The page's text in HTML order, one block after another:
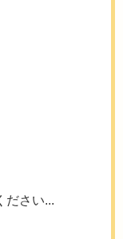
ださい...